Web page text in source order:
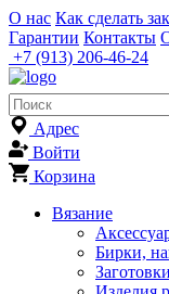
О нас Как сделать
Гарантии Контакты
+7 (913) 206-46-24
Адрес
Войти
Корзина
Вязание
Бирки,